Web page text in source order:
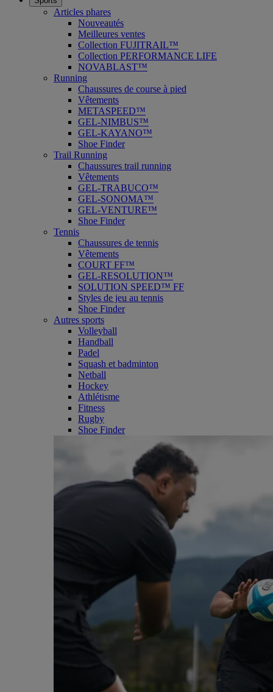
Articles phares
Nouveautés
Meilleures ventes
Collection FUJITRAIL™
Collection PERFORMANCE LIFE
NOVABLAST™
Running
Chaussures de course à pied
Vêtements
METASPEED™
GEL-NIMBUS™
GEL-KAYANO™
Shoe Finder
Trail Running
Chaussures trail running
Vêtements
GEL-TRABUCO™
GEL-SONOMA™
GEL-VENTURE™
Shoe Finder
Tennis
Chaussures de tennis
Vêtements
COURT FF™
GEL-RESOLUTION™
SOLUTION SPEED™ FF
Styles de jeu au tennis
Shoe Finder
Autres sports
Volleyball
Handball
Padel
Squash et badminton
Netball
Hockey
Athlétisme
Fitness
Rugby
Shoe Finder